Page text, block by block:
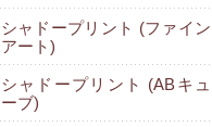
シャドープリント (ファイン
アート)
シャドープリント (ABキュ
ーブ)